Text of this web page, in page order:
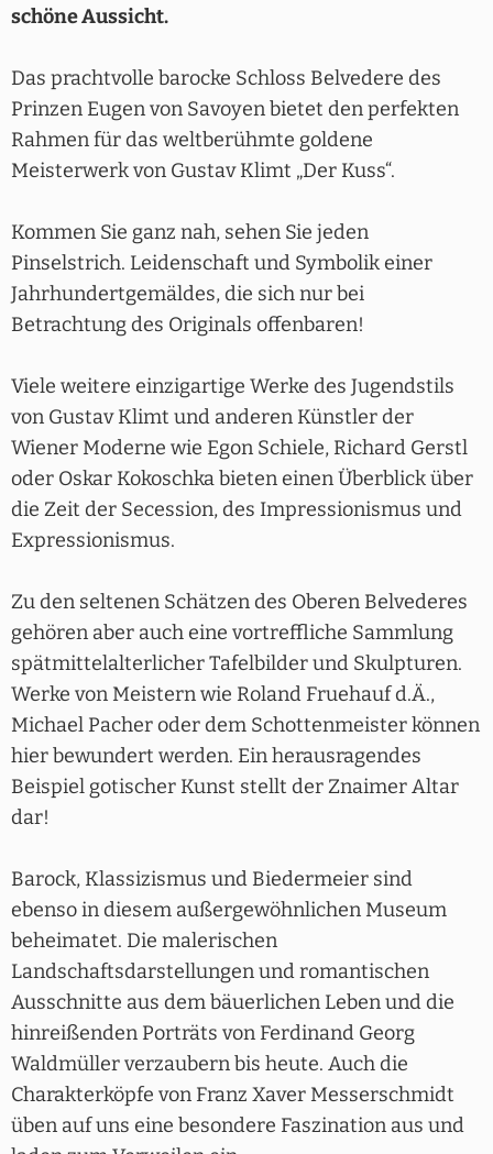
schöne Aussicht.
Das prachtvolle barocke Schloss Belvedere des
Prinzen Eugen von Savoyen bietet den perfekten
Rahmen für das weltberühmte goldene
Meisterwerk von Gustav Klimt „Der Kuss“.
Kommen Sie ganz nah, sehen Sie jeden
Pinselstrich. Leidenschaft und Symbolik einer
Jahrhundertgemäldes, die sich nur bei
Betrachtung des Originals offenbaren!
Viele weitere einzigartige Werke des Jugendstils
von Gustav Klimt und anderen Künstler der
Wiener Moderne wie Egon Schiele, Richard Gerstl
oder Oskar Kokoschka bieten einen Überblick über
die Zeit der Secession, des Impressionismus und
Expressionismus.
Zu den seltenen Schätzen des Oberen Belvederes
gehören aber auch eine vortreffliche Sammlung
spätmittelalterlicher Tafelbilder und Skulpturen.
Werke von Meistern wie Roland Fruehauf d.Ä.,
Michael Pacher oder dem Schottenmeister können
hier bewundert werden. Ein herausragendes
Beispiel gotischer Kunst stellt der Znaimer Altar
dar!
Barock, Klassizismus und Biedermeier sind
ebenso in diesem außergewöhnlichen Museum
beheimatet. Die malerischen
Landschaftsdarstellungen und romantischen
Ausschnitte aus dem bäuerlichen Leben und die
hinreißenden Porträts von Ferdinand Georg
Waldmüller verzaubern bis heute. Auch die
Charakterköpfe von Franz Xaver Messerschmidt
üben auf uns eine besondere Faszination aus und